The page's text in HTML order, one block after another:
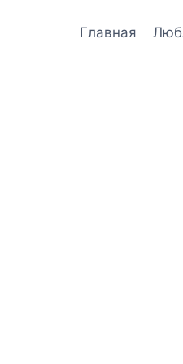
Главная